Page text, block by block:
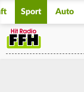
Sport Auto